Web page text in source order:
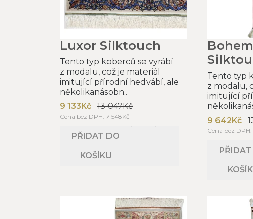
Luxor Silktouch
Tento typ koberců se vyrábí
z modalu, což je materiál
imitující přírodní hedvábí, ale
několikanásobn..
9 133Kč
13 047Kč
Cena bez DPH: 7 548Kč
PŘIDAT DO
KOŠÍKU
Tento typ
z modalu,
imitující
9 642Kč
Cena bez